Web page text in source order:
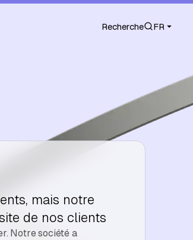
Recherche FR
mais notre
de nos clients
Notre société a